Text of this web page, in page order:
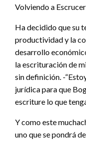
Volviendo a
Ha decidido que su
productividad y la
desarrollo
la escrituración de
sin definición. -
jurídica para que
escriture lo que
Y como este
uno que se pondrá